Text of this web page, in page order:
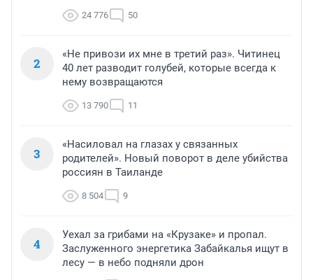
24 776 50
2
«Не привози их мне в третий раз». Читинец
40 лет разводит голубей, которые всегда к
нему возвращаются
13 790 11
3
«Насиловал на глазах у связанных
родителей». Новый поворот в деле убийства
россиян в Таиланде
8 504 9
4
Уехал за грибами на «Крузаке» и пропал.
Заслуженного энергетика Забайкалья ищут в
лесу — в небо подняли дрон